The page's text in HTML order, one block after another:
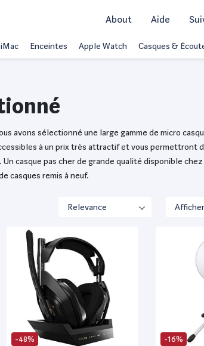
About Aide
iMac Enceintes Apple Watch Casques &
avons sélectionné une large gamme de micro
à un prix très attractif et vous permettront
casque pas cher de grande qualité disponible chez
casques remis à neuf.
-48% -16%